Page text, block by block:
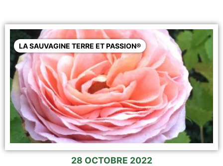
LA SAUVAGINE TERRE ET PASSION®
28 OCTOBRE 2022